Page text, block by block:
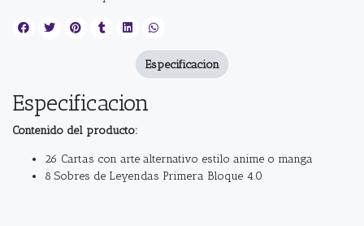
Especificacion
Contenido del producto:
26 Cartas con arte alternativo estilo anime o manga
8 Sobres de Leyendas Primera Bloque 4.0
Especificacion